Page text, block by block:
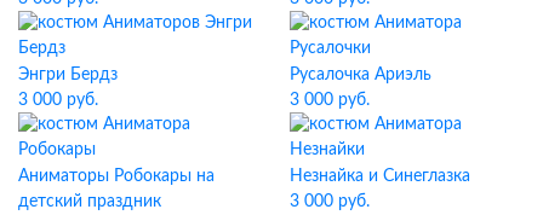
Энгри Бердз
3 000 руб.
Русалочка Ариэль
3 000 руб.
Аниматоры Робокары на
детский праздник
Незнайка и Синеглазка
3 000 руб.